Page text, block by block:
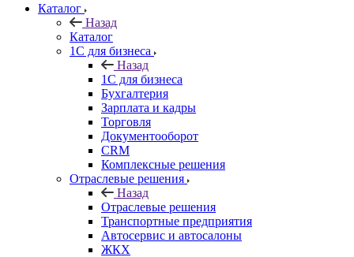
Каталог
Назад
Каталог
1С для бизнеса
Назад
1С для бизнеса
Бухгалтерия
Зарплата и кадры
Торговля
Документооборот
CRM
Комплексные решения
Отраслевые решения
Назад
Отраслевые решения
Транспортные предприятия
Автосервис и автосалоны
ЖКХ